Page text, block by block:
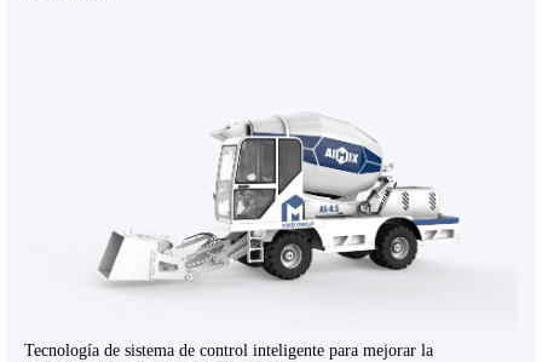
Tecnología de sistema de control inteligente para mejorar la